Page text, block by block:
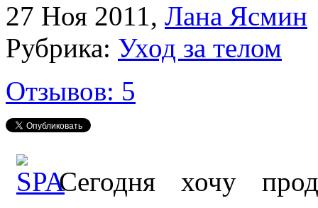
27 Ноя 2011, Лана Ясмин
Рубрика: Уход за телом
Отзывов: 5
Сегодня хочу